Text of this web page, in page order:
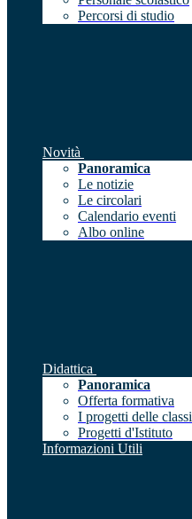
Percorsi di studio
Novità
Panoramica
Le notizie
Le circolari
Calendario eventi
Albo online
Didattica
Panoramica
Offerta formativa
I progetti delle classi
Progetti d'Istituto
Informazioni Utili